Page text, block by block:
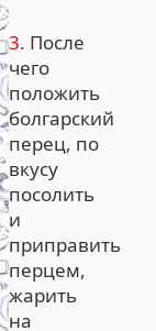
3. После
чего
положить
болгарский
перец, по
вкусу
посолить
и
приправить
перцем,
жарить
на